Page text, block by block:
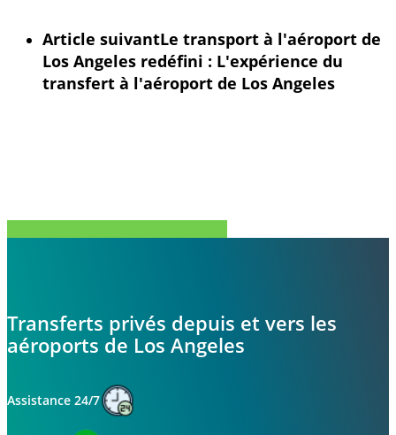
Article suivantLe transport à l'aéroport de
Los Angeles redéfini : L'expérience du
transfert à l'aéroport de Los Angeles
Transferts privés depuis et vers les
aéroports de Los Angeles
Assistance 24/7